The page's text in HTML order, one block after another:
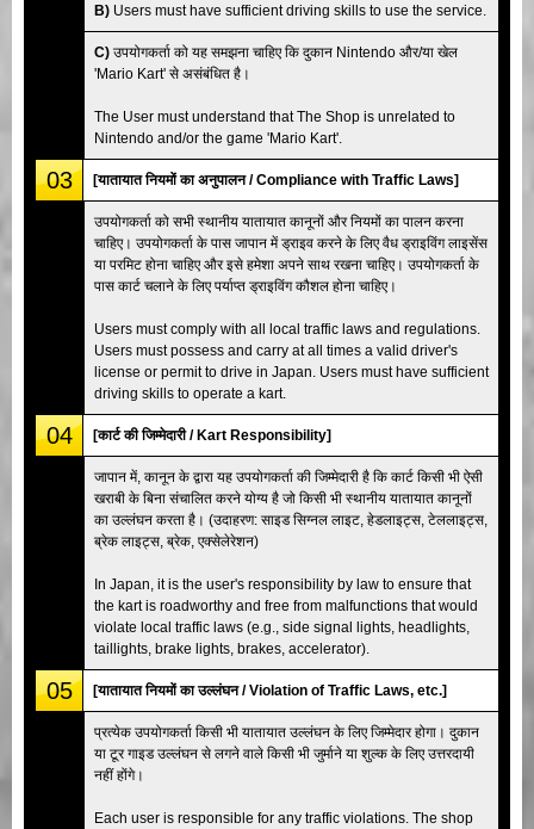
B) Users must have sufficient driving skills to use the service.
C) उपयोगकर्ता को यह समझना चाहिए कि दुकान Nintendo और/या खेल
'Mario Kart' से असंबंधित है।
The User must understand that The Shop is unrelated to
Nintendo and/or the game 'Mario Kart'.
03 [यातायात नियमों का अनुपालन / Compliance with Traffic Laws]
उपयोगकर्ता को सभी स्थानीय यातायात कानूनों और नियमों का पालन करना
चाहिए। उपयोगकर्ता के पास जापान में ड्राइव करने के लिए वैध ड्राइविंग लाइसेंस
या परमिट होना चाहिए और इसे हमेशा अपने साथ रखना चाहिए। उपयोगकर्ता के
पास कार्ट चलाने के लिए पर्याप्त ड्राइविंग कौशल होना चाहिए।
Users must comply with all local traffic laws and regulations.
Users must possess and carry at all times a valid driver's
license or permit to drive in Japan. Users must have sufficient
driving skills to operate a kart.
04 [कार्ट की जिम्मेदारी / Kart Responsibility]
जापान में, कानून के द्वारा यह उपयोगकर्ता की जिम्मेदारी है कि कार्ट किसी भी ऐसी
खराबी के बिना संचालित करने योग्य है जो किसी भी स्थानीय यातायात कानूनों
का उल्लंघन करता है। (उदाहरण: साइड सिग्नल लाइट, हेडलाइट्स, टेललाइट्स,
ब्रेक लाइट्स, ब्रेक, एक्सेलेरेशन)
In Japan, it is the user's responsibility by law to ensure that
the kart is roadworthy and free from malfunctions that would
violate local traffic laws (e.g., side signal lights, headlights,
taillights, brake lights, brakes, accelerator).
05 [यातायात नियमों का उल्लंघन / Violation of Traffic Laws, etc.]
प्रत्येक उपयोगकर्ता किसी भी यातायात उल्लंघन के लिए जिम्मेदार होगा। दुकान
या टूर गाइड उल्लंघन से लगने वाले किसी भी जुर्माने या शुल्क के लिए उत्तरदायी
नहीं होंगे।
Each user is responsible for any traffic violations. The shop